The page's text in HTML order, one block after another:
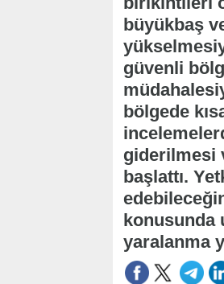
büyükbaş
güvenli
bölgede
giderilmesi
başlattı.
konusunda
yaralanma